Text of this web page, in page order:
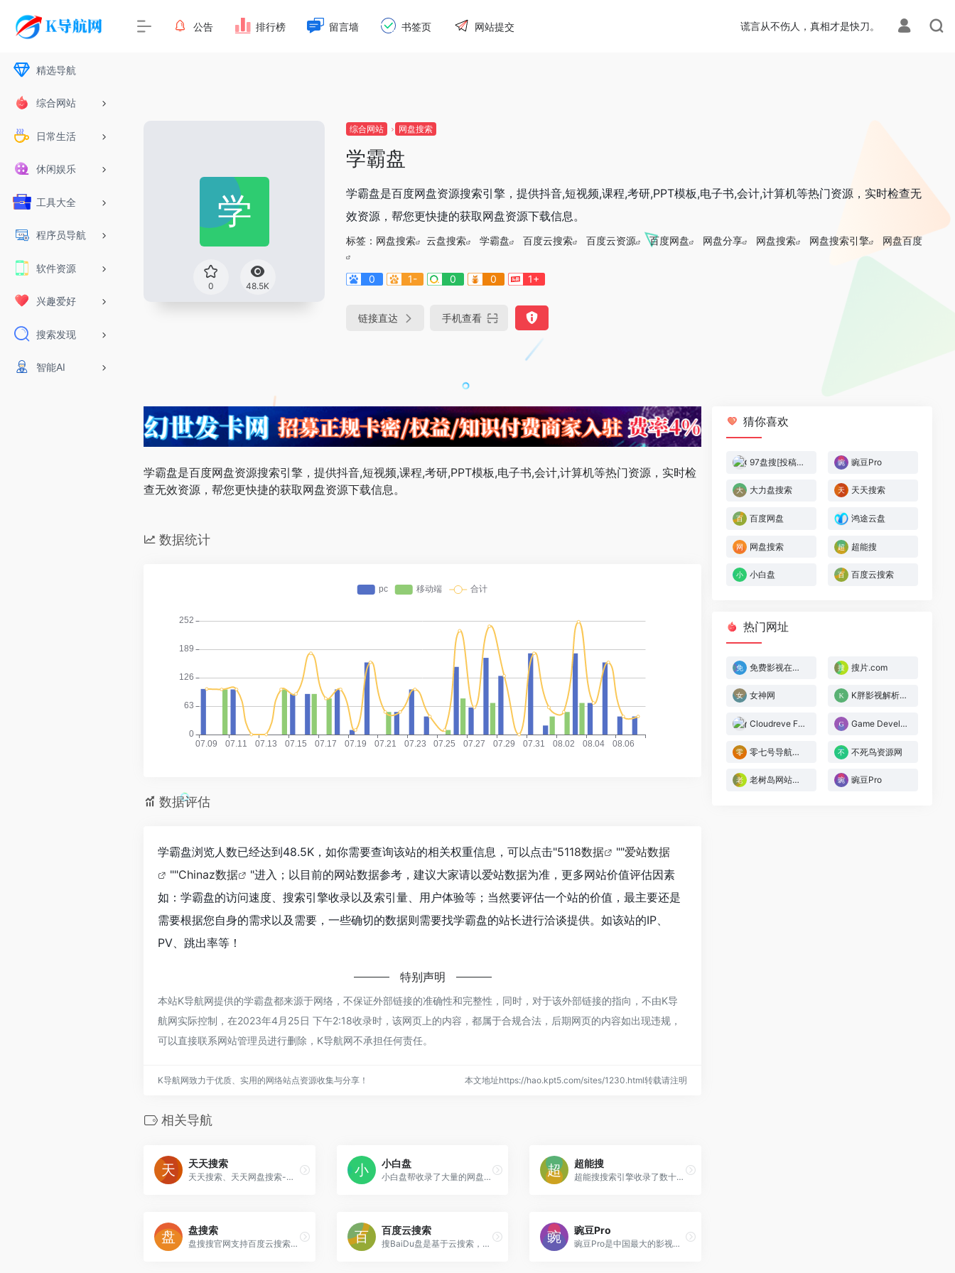
精选导航
综合网站
日常生活
休闲娱乐
工具大全
程序员导航
软件资源
兴趣爱好
搜索发现
智能AI
公告 排行榜 留言墙 书签页 网站提交 谎言从不伤人，真相才是快刀。
0 48.5K
综合网站 网盘搜索
学霸盘
学霸盘是百度网盘资源搜索引擎，提供抖音,短视频,课程,考研,PPT模板,电子书,会计,计算机等热门资源，实时检查无
效资源，帮您更快捷的获取网盘资源下载信息。
标签： 网盘搜索 云盘搜索 学霸盘 百度云搜索 百度云资源 百度网盘 网盘分享 网盘搜索 网盘搜索引擎 网盘百度
0 1- 0 0 1+
链接直达 手机查看
学霸盘是百度网盘资源搜索引擎，提供抖音,短视频,课程,考研,PPT模板,电子书,会计,计算机等热门资源，实时检
查无效资源，帮您更快捷的获取网盘资源下载信息。
数据统计
数据评估
学霸盘浏览人数已经达到48.5K，如你需要查询该站的相关权重信息，可以点击"5118数据 ""爱站数据
""Chinaz数据
"进入；以目前的网站数据参考，建议大家请以爱站数据为准，更多网站价值评估因素
如：学霸盘的访问速度、搜索引擎收录以及索引量、用户体验等；当然要评估一个站的价值，最主要还是
需要根据您自身的需求以及需要，一些确切的数据则需要找学霸盘的站长进行洽谈提供。如该站的IP、
PV、跳出率等！
特别声明
本站K导航网提供的学霸盘都来源于网络，不保证外部链接的准确性和完整性，同时，对于该外部链接的指向，不由K导
航网实际控制，在2023年4月25日 下午2:18收录时，该网页上的内容，都属于合规合法，后期网页的内容如出现违规，
可以直接联系网站管理员进行删除，K导航网不承担任何责任。
K导航网致力于优质、实用的网络站点资源收集与分享！ 本文地址https://hao.kpt5.com/sites/1230.html转载请注明
相关导航
天天搜索
天天搜索、天天网盘搜索-国内优秀网盘资源搜索引擎,百度网盘搜索,百度云搜索,支持百度网盘搜索,360云盘资源搜索,迅雷快传搜索,城通网盘搜索,华为DBank网盘
小白盘
小白盘帮收录了大量的网盘资源,页面清新，实时检查失效资源.帮您省心快速找到想要的电影,电视剧,小说,文档,音乐,软件,种子等热门网盘资源
超能搜
超能搜搜索引擎收录了数十款百度网盘搜索引擎，百度云网盘搜索工具，百度云网盘解析工具，最干净、最好用的资源搜索引擎。提供影视、书籍、软件等资源推荐以及整合信息
盘搜索
盘搜搜官网支持百度云搜索、115网盘、360云盘、华为网盘、新浪微盘等搜索服务，是您工作、学习、娱乐的网盘搜索神器。
百度云搜索
搜BaiDu盘是基于云搜索，最大的百度云网盘资源搜索中心，千万级数据量，让您一网打尽所有的网盘资源.
豌豆Pro
豌豆Pro是中国最大的影视资源聚合搜索引擎，实时聚合全网优质影视资源，同时支持在线、下载和字幕。电影、电视剧、动漫、综艺、记录片应有尽有。
猜你喜欢
97盘搜[投稿人：panso,联系：2777777123@qq.com] 豌豆Pro
大力盘搜索 天天搜索
百度网盘 鸿途云盘
网盘搜索 超能搜
小白盘 百度云搜索
热门网址
免费影视在线观看 搜片.com
女神网 K胖影视解析解析
Cloudreve Forum Game Developer
零七号导航网[投稿人：零七导航,联系：2284071162] 不死鸟资源网
老树岛网站目录[投稿人：3214646,联系：32546] 豌豆Pro